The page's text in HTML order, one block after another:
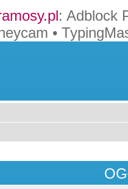
: Adblock
•